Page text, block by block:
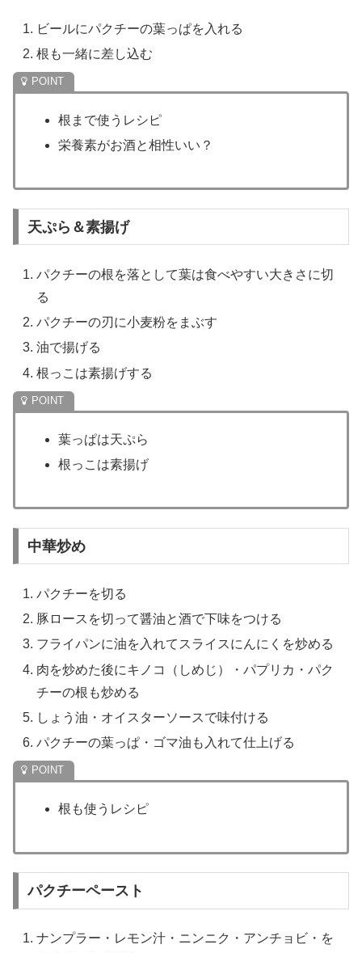
ビールにパクチーの葉っぱを入れる
根も一緒に差し込む
根まで使うレシピ
栄養素がお酒と相性いい？
天ぷら＆素揚げ
パクチーの根を落として葉は食べやすい大きさに切
る
パクチーの刃に小麦粉をまぶす
油で揚げる
根っこは素揚げする
葉っぱは天ぷら
根っこは素揚げ
中華炒め
パクチーを切る
豚ロースを切って醤油と酒で下味をつける
フライパンに油を入れてスライスにんにくを炒める
肉を炒めた後にキノコ（しめじ）・パプリカ・パク
チーの根も炒める
しょう油・オイスターソースで味付ける
パクチーの葉っぱ・ゴマ油も入れて仕上げる
根も使うレシピ
パクチーペースト
ナンプラー・レモン汁・ニンニク・アンチョビ・を